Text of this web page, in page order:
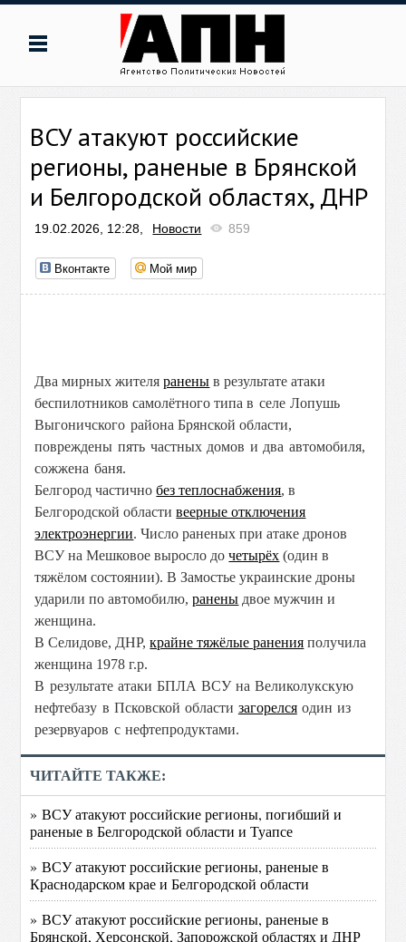
ВСУ атакуют российские
регионы, раненые в Брянской
и Белгородской областях, ДНР
19.02.2026, 12:28, Новости 859
Вконтакте Мой мир
Два мирных жителяранены в результате атаки
беспилотников самолётного типав селе Лопушь
Выгоничского района Брянской области,
повреждены пять частных домов и два автомобиля,
сожжена баня.
Белгород частичнобез теплоснабжения, в
Белгородской областивеерные отключения
электроэнергии. Число раненых при атаке дронов
ВСУ на Мешковое выросло дочетырёх (один в
тяжёлом состоянии). В Замостье украинские дроны
ударили по автомобилю,ранены двое мужчин и
женщина.
В Селидове, ДНР,крайне тяжёлые ранения получила
женщина 1978 г.р.
В результате атаки БПЛА ВСУ на Великолукскую
нефтебазу в Псковской области загорелсяодин из
резервуаров с нефтепродуктами.
ЧИТАЙТЕ ТАКЖЕ:
» ВСУ атакуют российские регионы, погибший и
раненые в Белгородской области и Туапсе
» ВСУ атакуют российские регионы, раненые в
Краснодарском крае и Белгородской области
» ВСУ атакуют российские регионы, раненые в
Брянской, Херсонской, Запорожской областях и ДНР